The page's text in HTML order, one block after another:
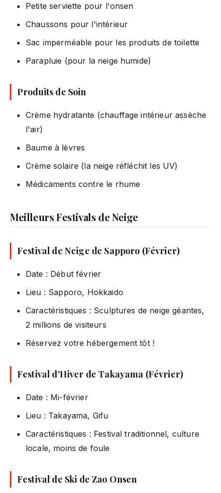
Petite serviette pour l'onsen
Chaussons pour l'intérieur
Sac imperméable pour les produits de toilette
Parapluie (pour la neige humide)
Produits de Soin
Crème hydratante (chauffage intérieur assèche
l'air)
Baume à lèvres
Crème solaire (la neige réfléchit les UV)
Médicaments contre le rhume
Meilleurs Festivals de Neige
Festival de Neige de Sapporo (Février)
Date : Début février
Lieu : Sapporo, Hokkaido
Caractéristiques : Sculptures de neige géantes,
2 millions de visiteurs
Réservez votre hébergement tôt !
Festival d'Hiver de Takayama (Février)
Date : Mi-février
Lieu : Takayama, Gifu
Caractéristiques : Festival traditionnel, culture
locale, moins de foule
Festival de Ski de Zao Onsen